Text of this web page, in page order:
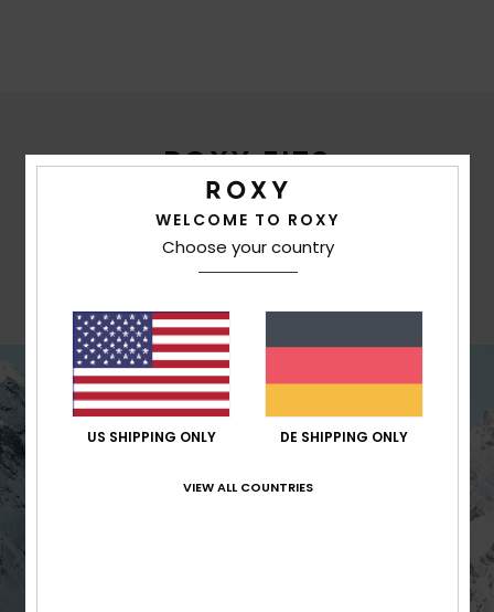
ROXY FITS
SLIM
Länge für einen schmeichelhaften,
femininen Look.
WELCOME TO ROXY
Choose your country
US SHIPPING ONLY DE SHIPPING ONLY
VIEW ALL COUNTRIES